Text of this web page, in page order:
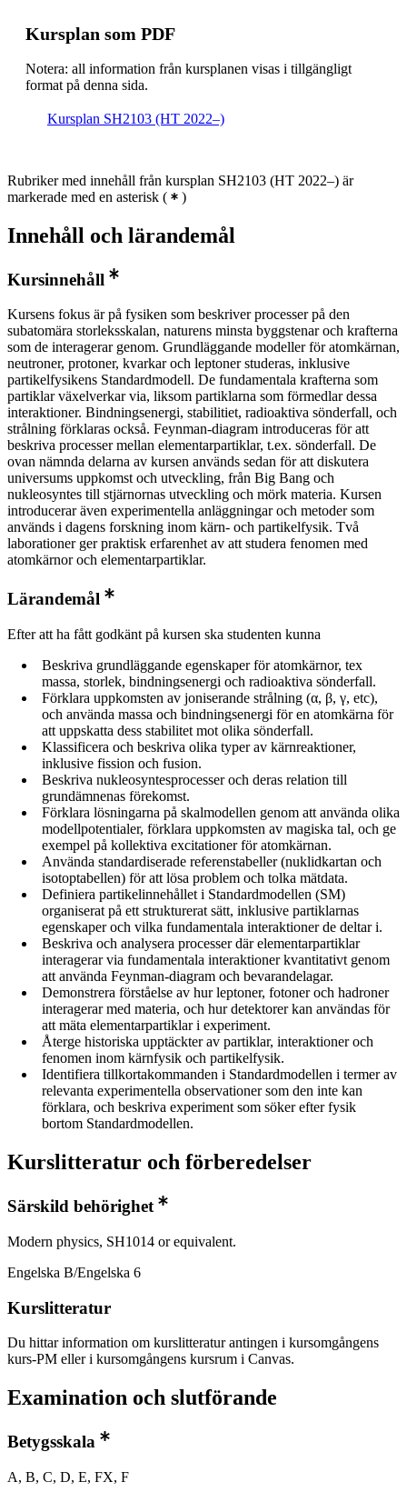
Kursplan som PDF
Notera: all information från kursplanen visas i tillgängligt
format på denna sida.
Kursplan SH2103 (HT 2022–)
Rubriker med innehåll från kursplan SH2103 (HT 2022–) är
markerade med en asterisk ( )
Innehåll och lärandemål
Kursinnehåll
Kursens fokus är på fysiken som beskriver processer på den
subatomära storleksskalan, naturens minsta byggstenar och krafterna
som de interagerar genom. Grundläggande modeller för atomkärnan,
neutroner, protoner, kvarkar och leptoner studeras, inklusive
partikelfysikens Standardmodell. De fundamentala krafterna som
partiklar växelverkar via, liksom partiklarna som förmedlar dessa
interaktioner. Bindningsenergi, stabilitiet, radioaktiva sönderfall, och
strålning förklaras också. Feynman-diagram introduceras för att
beskriva processer mellan elementarpartiklar, t.ex. sönderfall. De
ovan nämnda delarna av kursen används sedan för att diskutera
universums uppkomst och utveckling, från Big Bang och
nukleosyntes till stjärnornas utveckling och mörk materia. Kursen
introducerar även experimentella anläggningar och metoder som
används i dagens forskning inom kärn- och partikelfysik. Två
laborationer ger praktisk erfarenhet av att studera fenomen med
atomkärnor och elementarpartiklar.
Lärandemål
Efter att ha fått godkänt på kursen ska studenten kunna
Beskriva grundläggande egenskaper för atomkärnor, tex
massa, storlek, bindningsenergi och radioaktiva sönderfall.
Förklara uppkomsten av joniserande strålning (α, β, γ, etc),
och använda massa och bindningsenergi för en atomkärna för
att uppskatta dess stabilitet mot olika sönderfall.
Klassificera och beskriva olika typer av kärnreaktioner,
inklusive fission och fusion.
Beskriva nukleosyntesprocesser och deras relation till
grundämnenas förekomst.
Förklara lösningarna på skalmodellen genom att använda olika
modellpotentialer, förklara uppkomsten av magiska tal, och ge
exempel på kollektiva excitationer för atomkärnan.
Använda standardiserade referenstabeller (nuklidkartan och
isotoptabellen) för att lösa problem och tolka mätdata.
Definiera partikelinnehållet i Standardmodellen (SM)
organiserat på ett strukturerat sätt, inklusive partiklarnas
egenskaper och vilka fundamentala interaktioner de deltar i.
Beskriva och analysera processer där elementarpartiklar
interagerar via fundamentala interaktioner kvantitativt genom
att använda Feynman-diagram och bevarandelagar.
Demonstrera förståelse av hur leptoner, fotoner och hadroner
interagerar med materia, och hur detektorer kan användas för
att mäta elementarpartiklar i experiment.
Återge historiska upptäckter av partiklar, interaktioner och
fenomen inom kärnfysik och partikelfysik.
Identifiera tillkortakommanden i Standardmodellen i termer av
relevanta experimentella observationer som den inte kan
förklara, och beskriva experiment som söker efter fysik
bortom Standardmodellen.
Kurslitteratur och förberedelser
Särskild behörighet
Modern physics, SH1014 or equivalent.
Engelska B/Engelska 6
Kurslitteratur
Du hittar information om kurslitteratur antingen i kursomgångens
kurs-PM eller i kursomgångens kursrum i Canvas.
Examination och slutförande
Betygsskala
A, B, C, D, E, FX, F